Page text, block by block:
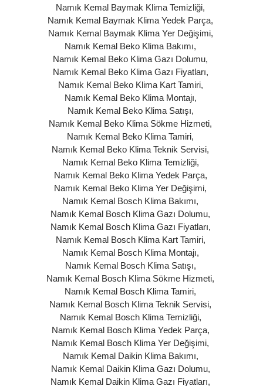
Namık Kemal Baymak Klima Temizliği,
Namık Kemal Baymak Klima Yedek Parça,
Namık Kemal Baymak Klima Yer Değişimi,
Namık Kemal Beko Klima Bakımı,
Namık Kemal Beko Klima Gazı Dolumu,
Namık Kemal Beko Klima Gazı Fiyatları,
Namık Kemal Beko Klima Kart Tamiri,
Namık Kemal Beko Klima Montajı,
Namık Kemal Beko Klima Satışı,
Namık Kemal Beko Klima Sökme Hizmeti,
Namık Kemal Beko Klima Tamiri,
Namık Kemal Beko Klima Teknik Servisi,
Namık Kemal Beko Klima Temizliği,
Namık Kemal Beko Klima Yedek Parça,
Namık Kemal Beko Klima Yer Değişimi,
Namık Kemal Bosch Klima Bakımı,
Namık Kemal Bosch Klima Gazı Dolumu,
Namık Kemal Bosch Klima Gazı Fiyatları,
Namık Kemal Bosch Klima Kart Tamiri,
Namık Kemal Bosch Klima Montajı,
Namık Kemal Bosch Klima Satışı,
Namık Kemal Bosch Klima Sökme Hizmeti,
Namık Kemal Bosch Klima Tamiri,
Namık Kemal Bosch Klima Teknik Servisi,
Namık Kemal Bosch Klima Temizliği,
Namık Kemal Bosch Klima Yedek Parça,
Namık Kemal Bosch Klima Yer Değişimi,
Namık Kemal Daikin Klima Bakımı,
Namık Kemal Daikin Klima Gazı Dolumu,
Namık Kemal Daikin Klima Gazı Fiyatları,